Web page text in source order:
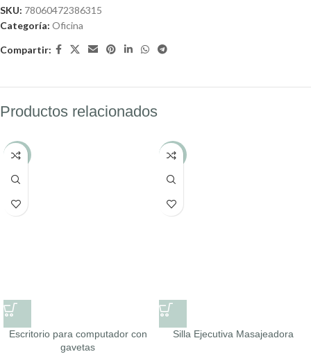
SKU: 78060472386315
Categoría: Oficina
Compartir:
Productos relacionados
-17%
Escritorio para computador con
gavetas
-12%
Silla Ejecutiva Masajeadora